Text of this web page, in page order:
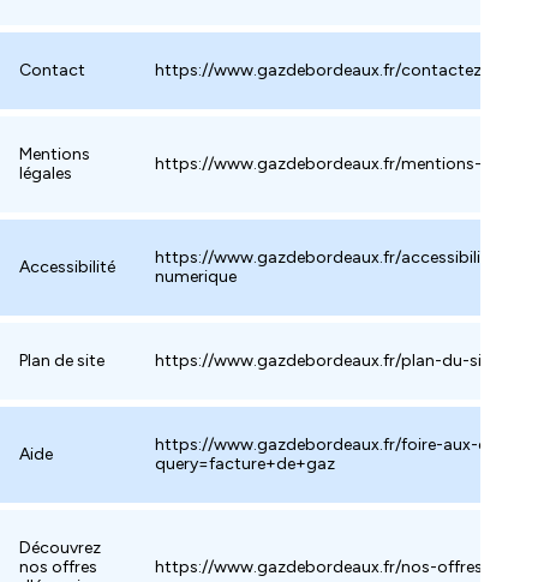
Contact https://www.gazdebordeaux.fr/contactez-nous
Mentions
légales
https://www.gazdebordeaux.fr/mentions-legales
Accessibilité
https://www.gazdebordeaux.fr/accessibilite-
numerique
Plan de site https://www.gazdebordeaux.fr/plan-du-site
Aide
https://www.gazdebordeaux.fr/foire-aux-
query=facture+de+gaz
Découvrez
nos offres
https://www.gazdebordeaux.fr/nos-offres-d-